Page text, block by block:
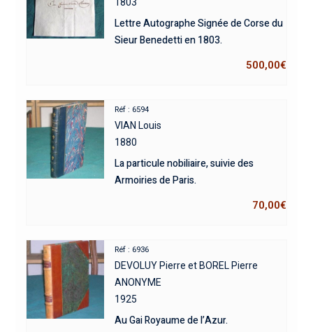
1803
Lettre Autographe Signée de Corse du
Sieur Benedetti en 1803.
500,00€
Réf : 6594
VIAN Louis
1880
La particule nobiliaire, suivie des
Armoiries de Paris.
70,00€
Réf : 6936
DEVOLUY Pierre et BOREL Pierre
ANONYME
1925
Au Gai Royaume de l’Azur.